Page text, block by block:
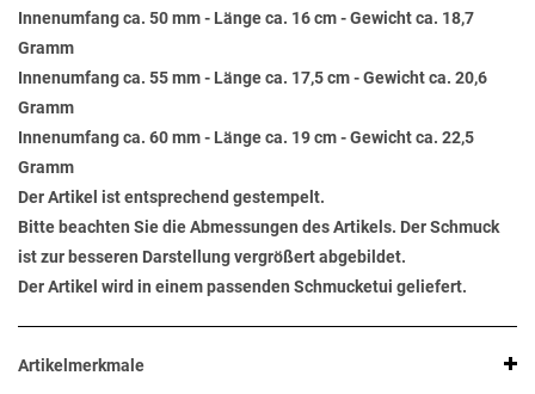
Innenumfang ca. 50 mm - Länge ca. 16 cm - Gewicht ca. 18,7
Gramm
Innenumfang ca. 55 mm - Länge ca. 17,5 cm - Gewicht ca. 20,6
Gramm
Innenumfang ca. 60 mm - Länge ca. 19 cm - Gewicht ca. 22,5
Gramm
Der Artikel ist entsprechend gestempelt.
Bitte beachten Sie die Abmessungen des Artikels. Der Schmuck
ist zur besseren Darstellung vergrößert abgebildet.
Der Artikel wird in einem passenden Schmucketui geliefert.
Artikelmerkmale